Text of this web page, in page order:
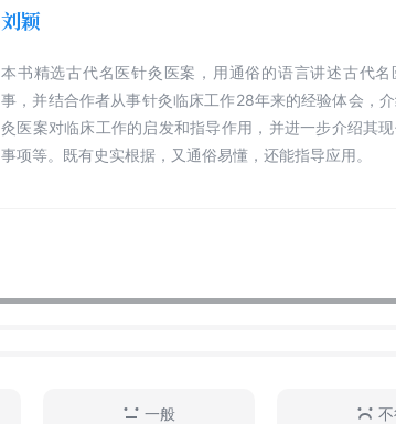
刘颖
本书精选古代名医针灸医案，用通俗的语言讲述古代
事，并结合作者从事针灸临床工作28年来的经验体会，
灸医案对临床工作的启发和指导作用，并进一步介绍其
事项等。既有史实根据，又通俗易懂，还能指导应用。
一般